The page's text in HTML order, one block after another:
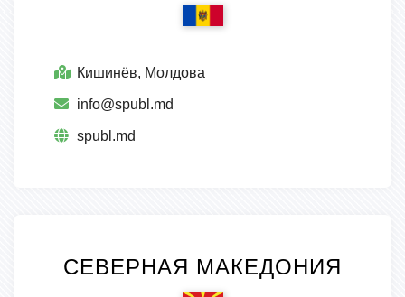
Кишинёв, Молдова
info@spubl.md
spubl.md
СЕВЕРНАЯ МАКЕДОНИЯ